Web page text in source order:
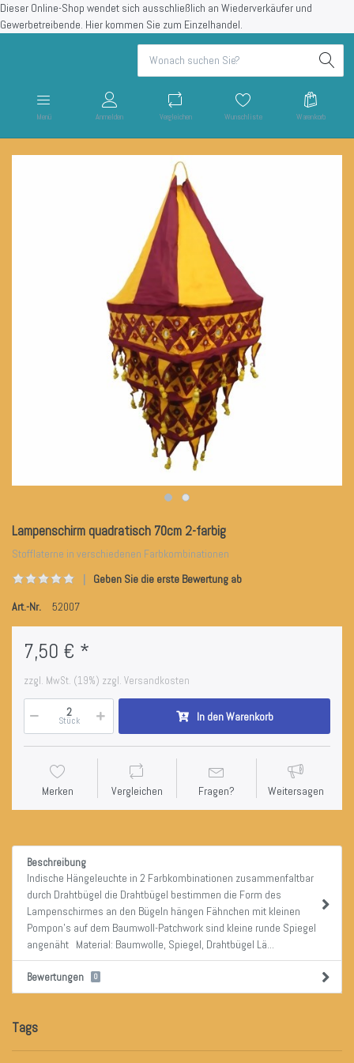
Dieser Online-Shop wendet sich ausschließlich an Wiederverkäufer und
Gewerbetreibende. Hier kommen Sie zum Einzelhandel.
Menü Anmelden Vergleichen Wunschliste Warenkorb
Lampenschirm quadratisch 70cm 2-farbig
Stofflaterne in verschiedenen Farbkombinationen
Geben Sie die erste Bewertung ab
Art.-Nr.
52007
7,50 € *
zzgl. MwSt. (19%) zzgl. Versandkosten
Stück In den Warenkorb
Merken Vergleichen Fragen? Weitersagen
Beschreibung
Indische Hängeleuchte in 2 Farbkombinationen zusammenfaltbar
durch Drahtbügel die Drahtbügel bestimmen die Form des
Lampenschirmes an den Bügeln hängen Fähnchen mit kleinen
Pompon's auf dem Baumwoll-Patchwork sind kleine runde Spiegel
angenäht Material: Baumwolle, Spiegel, Drahtbügel Lä...
Bewertungen 0
Tags